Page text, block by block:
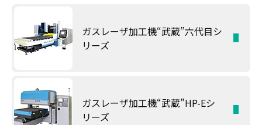
ガスレーザ加工機“武蔵”六代目シ
リーズ
ガスレーザ加工機“武蔵”HP-Eシ
リーズ